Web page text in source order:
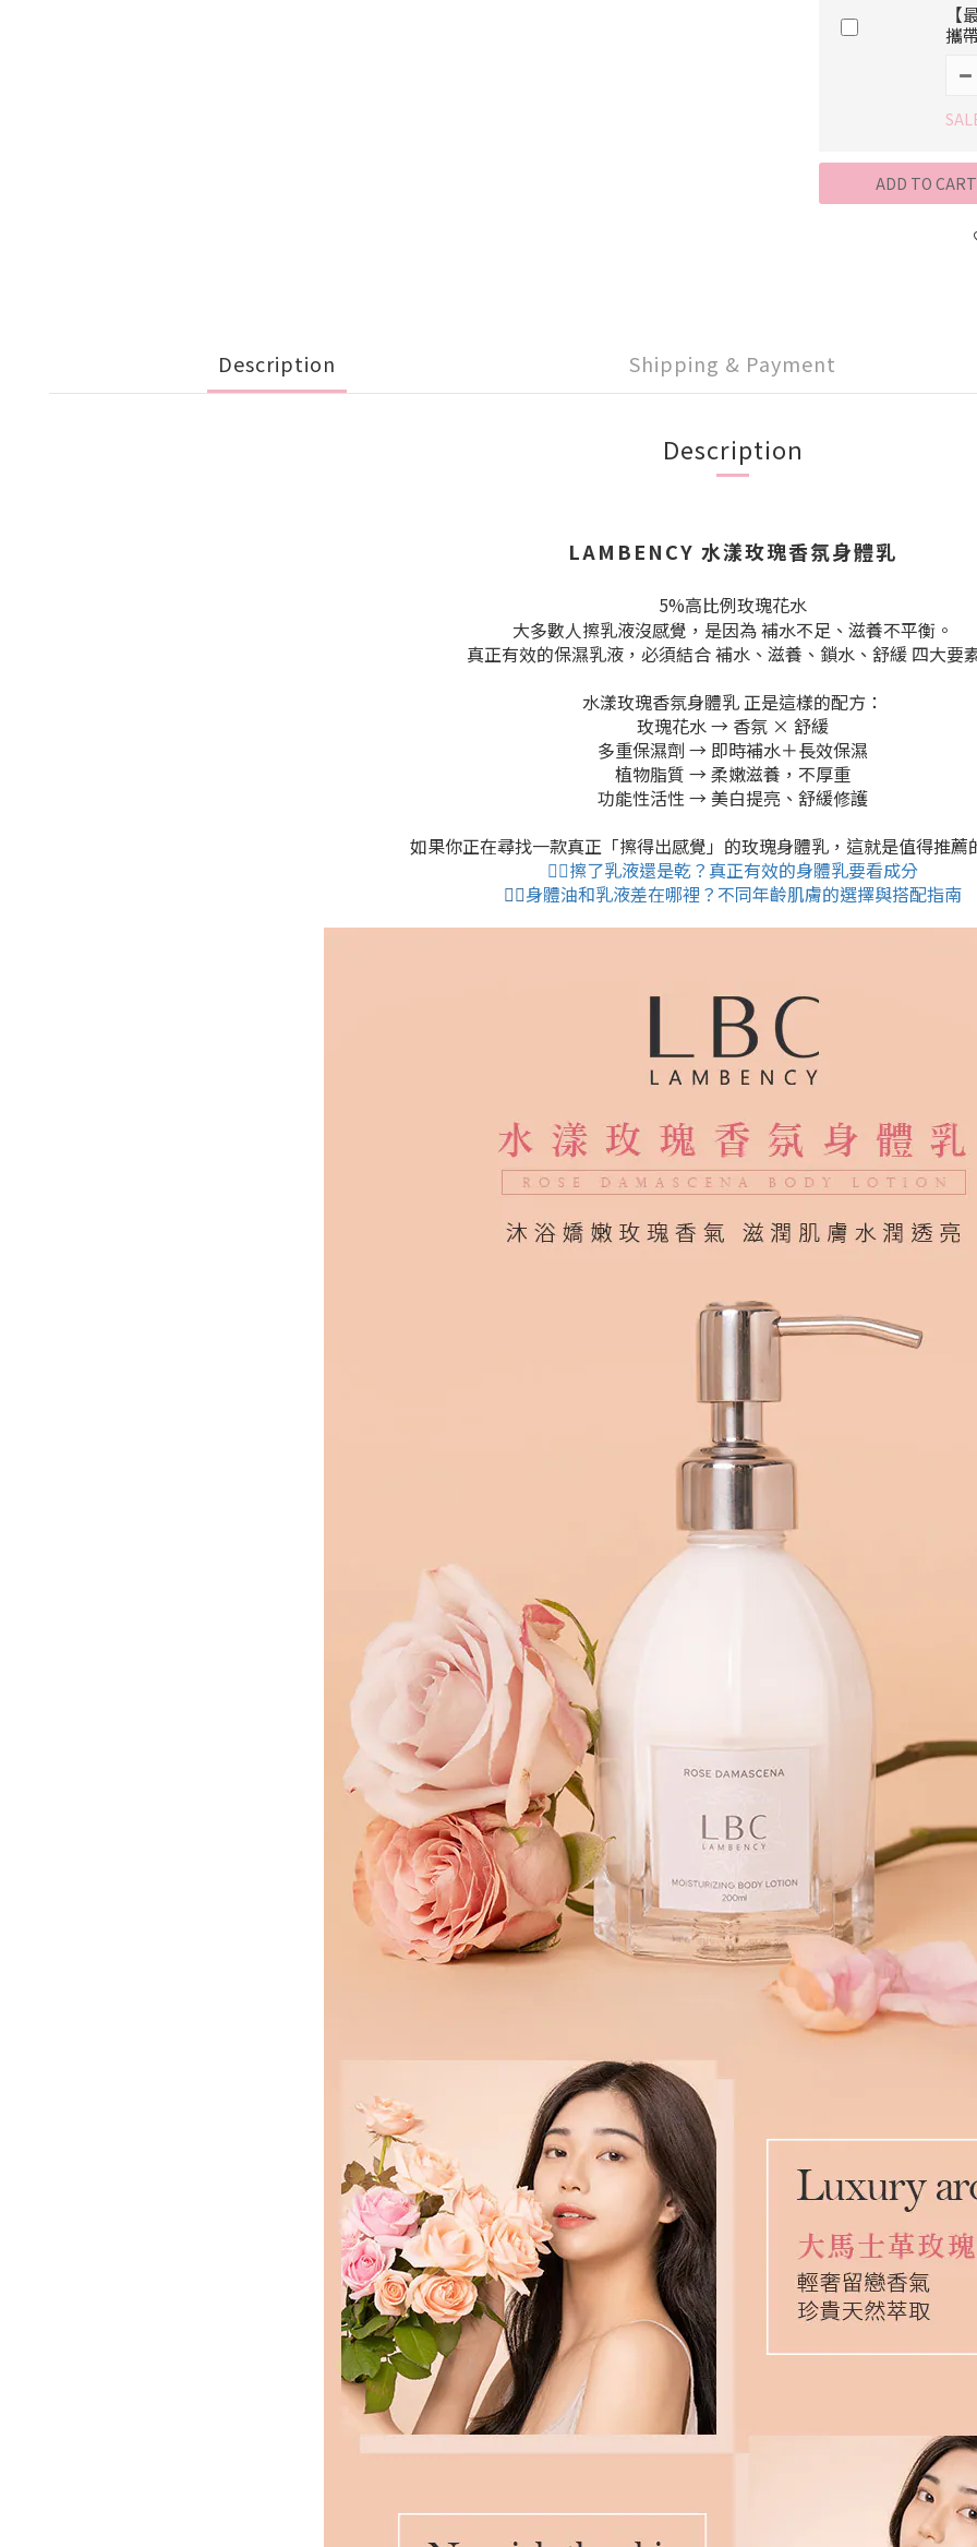
【
攜
ADD TO CART
Description Shipping & Payment
Description
LAMBENCY 水漾玫瑰香氛身體乳
5%高比例玫瑰花水
大多數人擦乳液沒感覺，是因為 補水不足、滋養不平衡。
真正有效的保濕乳液，必須結合 補水、滋養、鎖水、舒緩 四大要
水漾玫瑰香氛身體乳 正是這樣的配方：
玫瑰花水 → 香氛 × 舒緩
多重保濕劑 → 即時補水＋長效保濕
植物脂質 → 柔嫩滋養，不厚重
功能性活性 → 美白提亮、舒緩修護
如果你正在尋找一款真正「擦得出感覺」的玫瑰身體乳，這就是值得推薦
👉🏻擦了乳液還是乾？真正有效的身體乳要看成分
👉🏻身體油和乳液差在哪裡？不同年齡肌膚的選擇與搭配指南